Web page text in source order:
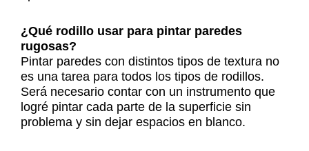
¿Qué rodillo usar para pintar paredes
rugosas?
Pintar paredes con distintos tipos de textura no
es una tarea para todos los tipos de rodillos.
Será necesario contar con un instrumento que
logré pintar cada parte de la superficie sin
problema y sin dejar espacios en blanco.